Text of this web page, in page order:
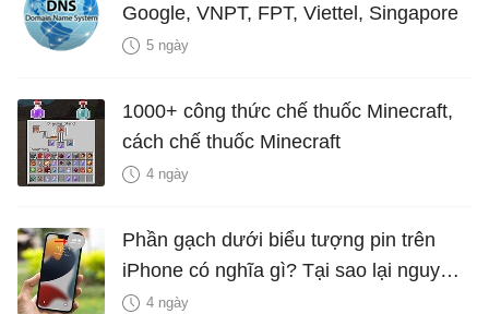
Google, VNPT, FPT, Viettel, Singapore
5 ngày
1000+ công thức chế thuốc Minecraft,
cách chế thuốc Minecraft
4 ngày
Phần gạch dưới biểu tượng pin trên
iPhone có nghĩa gì? Tại sao lại nguy
hiểm?
4 ngày